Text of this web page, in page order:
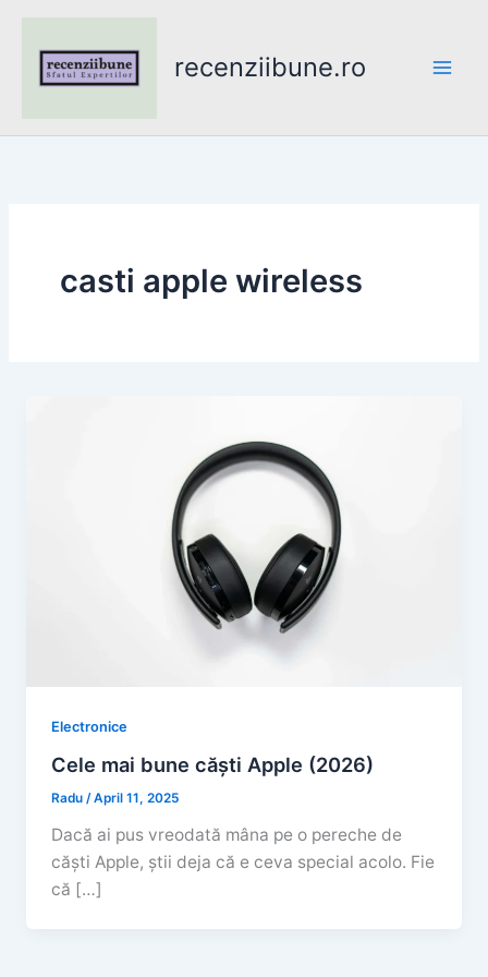
content
recenziibune.ro
casti apple wireless
Electronice
Cele mai bune căști Apple (2026)
Radu/April 11, 2025
Dacă ai pus vreodată mâna pe o pereche de
căști Apple, știi deja că e ceva special acolo. Fie
că […]